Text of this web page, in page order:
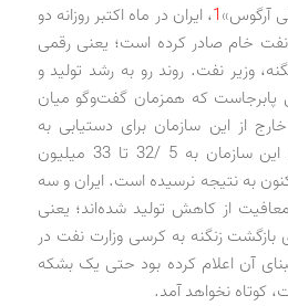
آرگوس»1، ایران در ماه اکتبر روزانه دو
بشکه نفت خام صادر کرده است؛ یعنی رقمی
وزیر نفت. روند رو به رشد تولید و
پابرجاست که همزمان گفت‌وگو میان
از این سازمان برای دستیابی به
فرمولی برای کاهش تولید این سازمان به 5 /32 تا 33 میلیون
به نتیجه نرسیده است. ایران و سه
از کاهش تولید شده‌اند؛ یعنی
بازگشت زنگنه به کرسی وزارت نفت در
آن اعلام کرده بود حتی یک بشکه
کوتاه نخواهد آمد.